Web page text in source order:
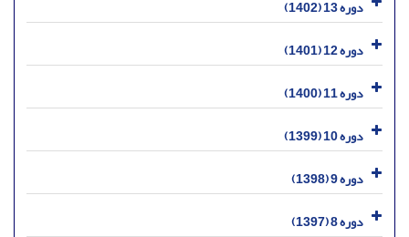
دوره 13 (1402)
دوره 12 (1401)
دوره 11 (1400)
دوره 10 (1399)
دوره 9 (1398)
دوره 8 (1397)